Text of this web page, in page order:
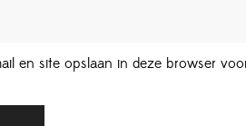
en site opslaan in deze browser